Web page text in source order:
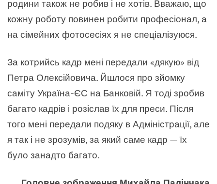
родини також не робив і не хотів. Вважаю, що
кожну роботу повинен робити професіонал, а
на сімейних фотосесіях я не спеціалізуюся.
За котрийсь кадр мені передали «дякую» від
Петра Олексійовича. Йшлося про зйомку
саміту Україна-ЄС на Банковій. Я тоді зробив
багато кадрів і розіслав їх для преси. Після
того мені передали подяку в Адміністрації, але
я так і не зрозумів, за який саме кадр — їх
було занадто багато.